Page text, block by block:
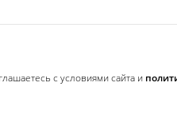
c условиями сайта и